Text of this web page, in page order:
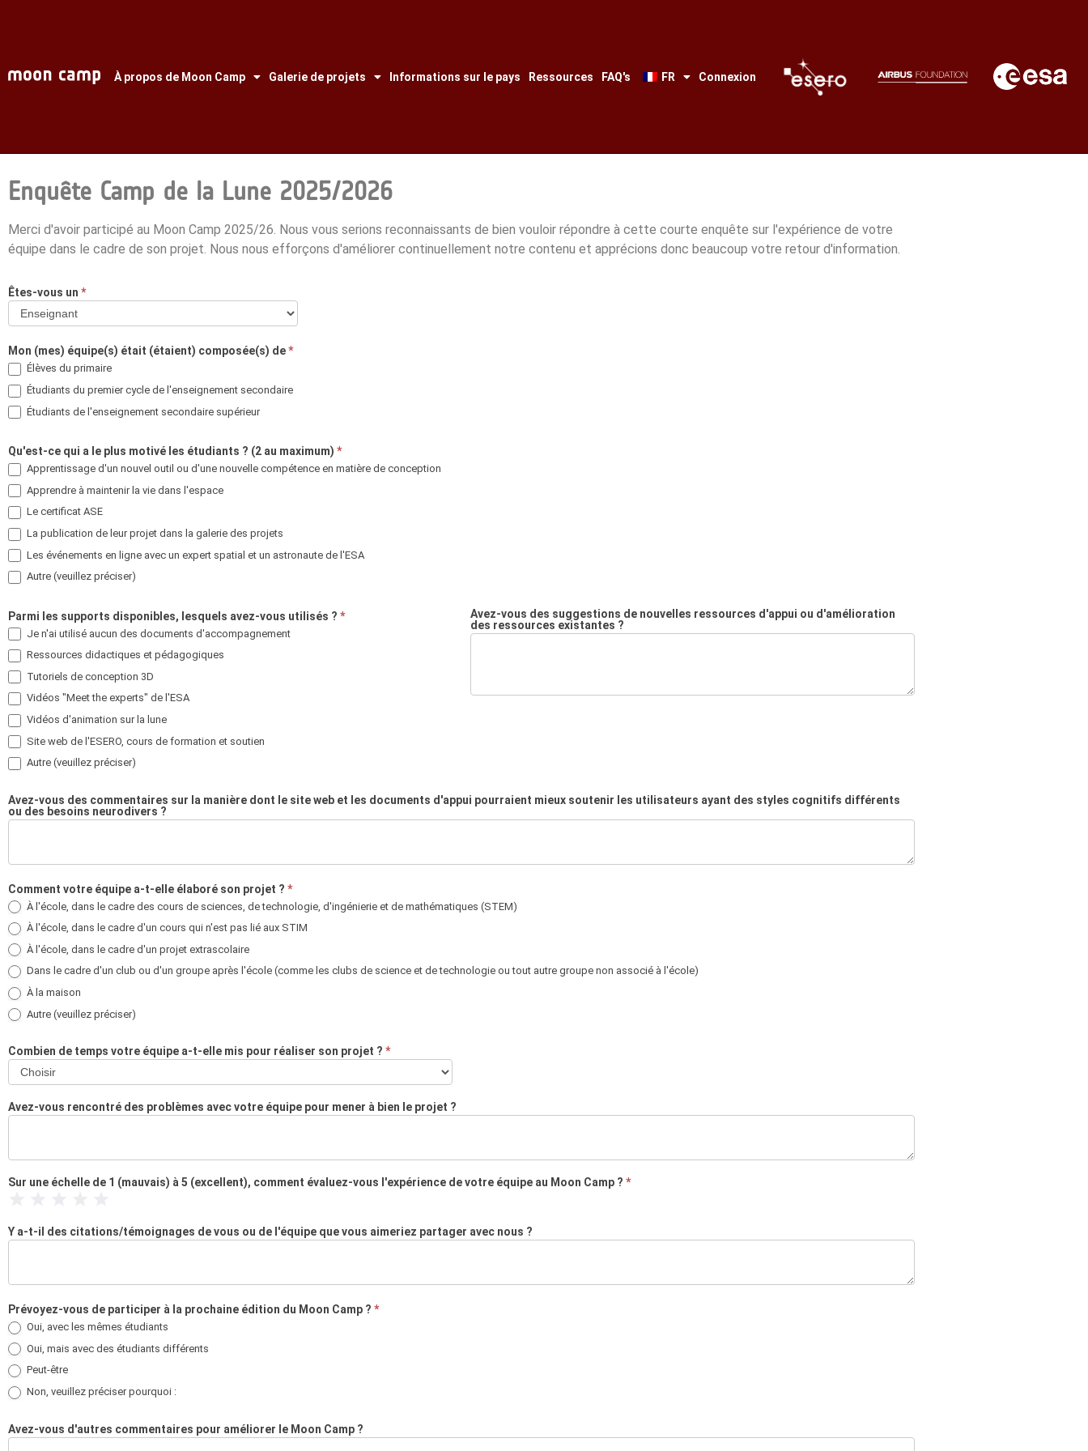
À propos de Moon Camp Galerie de projets Informations sur le pays Ressources FAQ's FR Connexion
Enquête Camp de la Lune 2025/2026
Merci d'avoir participé au Moon Camp 2025/26. Nous vous serions reconnaissants de bien vouloir répondre à cette courte enquête sur l'expérience de votre
équipe dans le cadre de son projet. Nous nous efforçons d'améliorer continuellement notre contenu et apprécions donc beaucoup votre retour d'information.
Moon
Camp
2026 -
Enquête
Êtes-vous un *
vous
un
Mon (mes) équipe(s) était (étaient) composée(s) de*
Élèves du primaire
Étudiants du premier cycle de l'enseignement secondaire
Étudiants de l'enseignement secondaire supérieur
Qu'est-ce qui a le plus motivé les étudiants ? (2 au maximum) *
Apprentissage d'un nouvel outil ou d'une nouvelle compétence en matière de conception
Apprendre à maintenir la vie dans l'espace
Le certificat ASE
La publication de leur projet dans la galerie des projets
Les événements en ligne avec un expert spatial et un astronaute de l'ESA
Autre (veuillez préciser)
Parmi les supports disponibles, lesquels avez-vous utilisés ? *
Je n'ai utilisé aucun des documents d'accompagnement
Ressources didactiques et pédagogiques
Tutoriels de conception 3D
Vidéos "Meet the experts" de l'ESA
Vidéos d'animation sur la lune
Site web de l'ESERO, cours de formation et soutien
Autre (veuillez préciser)
Avez-vous des suggestions de nouvelles ressources d'appui ou d'amélioration
des ressources existantes ?
Avez-vous des commentaires sur la manière dont le site web et les documents d'appui pourraient mieux soutenir les utilisateurs ayant des styles cognitifs différents
ou des besoins neurodivers ?
Comment votre équipe a-t-elle élaboré son projet ? *
À l'école, dans le cadre des cours de sciences, de technologie, d'ingénierie et de mathématiques (STEM)
À l'école, dans le cadre d'un cours qui n'est pas lié aux STIM
À l'école, dans le cadre d'un projet extrascolaire
Dans le cadre d'un club ou d'un groupe après l'école (comme les clubs de science et de technologie ou tout autre groupe non associé à l'école)
À la maison
Autre (veuillez préciser)
Combien de temps votre équipe a-t-elle mis pour réaliser son projet ? *
Avez-vous rencontré des problèmes avec votre équipe pour mener à bien le projet ?
Sur une échelle de 1 (mauvais) à 5 (excellent), comment évaluez-vous l'expérience de votre équipe au Moon Camp ? *
Y a-t-il des citations/témoignages de vous ou de l'équipe que vous aimeriez partager avec nous ?
Prévoyez-vous de participer à la prochaine édition du Moon Camp ? *
Oui, avec les mêmes étudiants
Oui, mais avec des étudiants différents
Peut-être
Non, veuillez préciser pourquoi :
Avez-vous d'autres commentaires pour améliorer le Moon Camp ?